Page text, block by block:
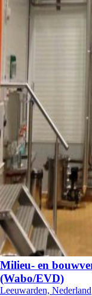
Milieu- en
(Wabo/EVD)
Leeuwarden, Nederland